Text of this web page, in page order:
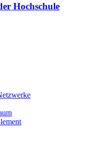
Hochschule